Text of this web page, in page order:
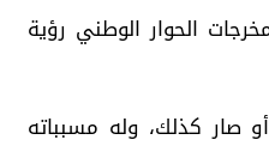
الحوار الوطني رؤية
صار كذلك، وله مسبباته